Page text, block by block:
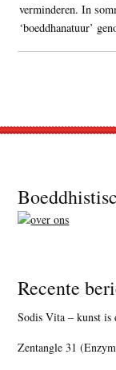
verminderen. In
‘boeddhanatuur’
Footer
Recente
Sodis Vita – kunst
Zentangle 31